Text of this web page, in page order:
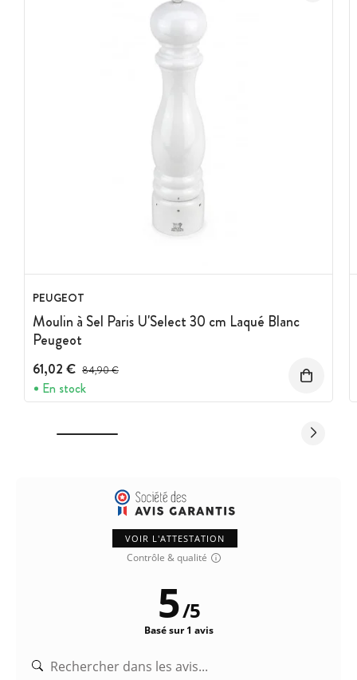
PEUGEOT
Moulin à Sel Paris U'Select 30 cm Laqué Blanc
Peugeot
61,02 € Prix avant réduction :
84,90 €
En stock
VOIR L'ATTESTATION
Contrôle & qualité
5/5
Basé sur 1 avis